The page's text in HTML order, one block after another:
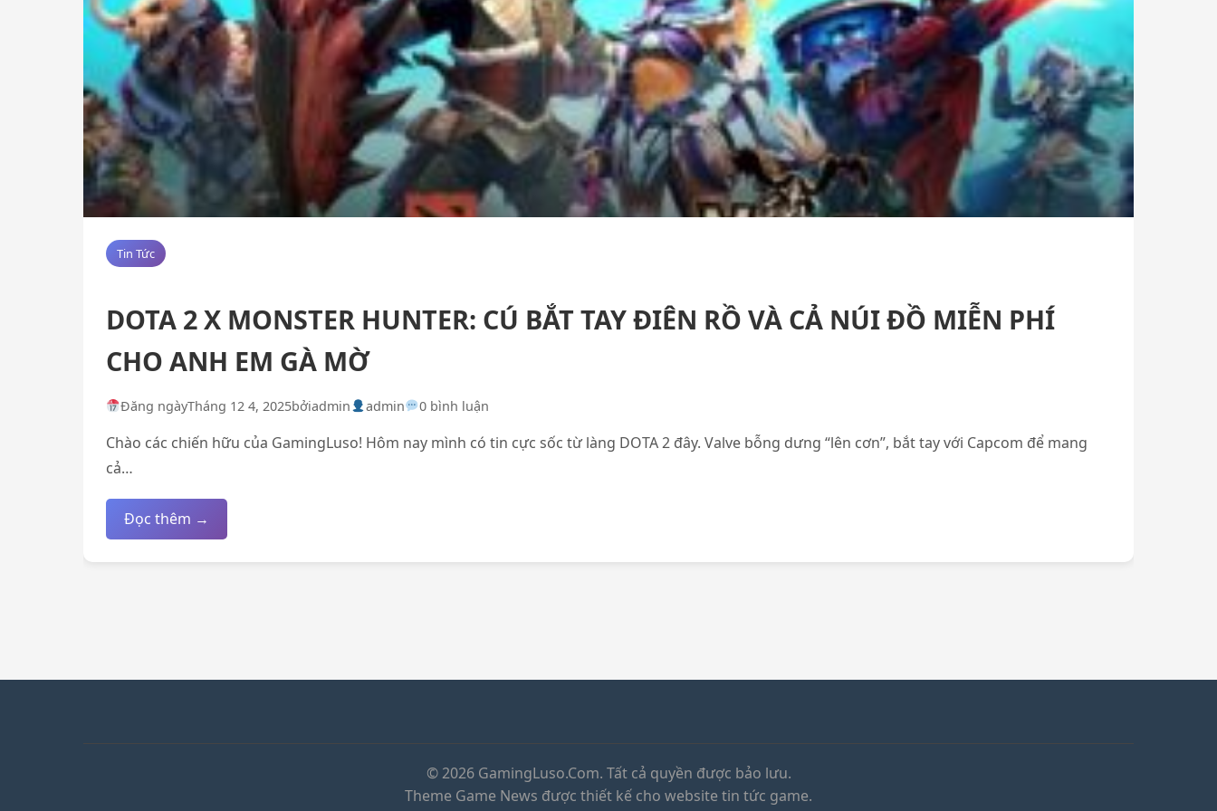
Tin Tức
DOTA 2 X MONSTER HUNTER: CÚ BẮT TAY ĐIÊN RỒ VÀ CẢ NÚI ĐỒ MIỄN PHÍ
CHO ANH EM GÀ MỜ
Đăng ngàyTháng 12 4, 2025bởiadmin admin 0 bình luận
Chào các chiến hữu của GamingLuso! Hôm nay mình có tin cực sốc từ làng DOTA 2 đây. Valve bỗng dưng “lên cơn”, bắt tay với Capcom để mang
cả…
Đọc thêm →
© 2026 GamingLuso.Com. Tất cả quyền được bảo lưu.
Theme Game News được thiết kế cho website tin tức game.